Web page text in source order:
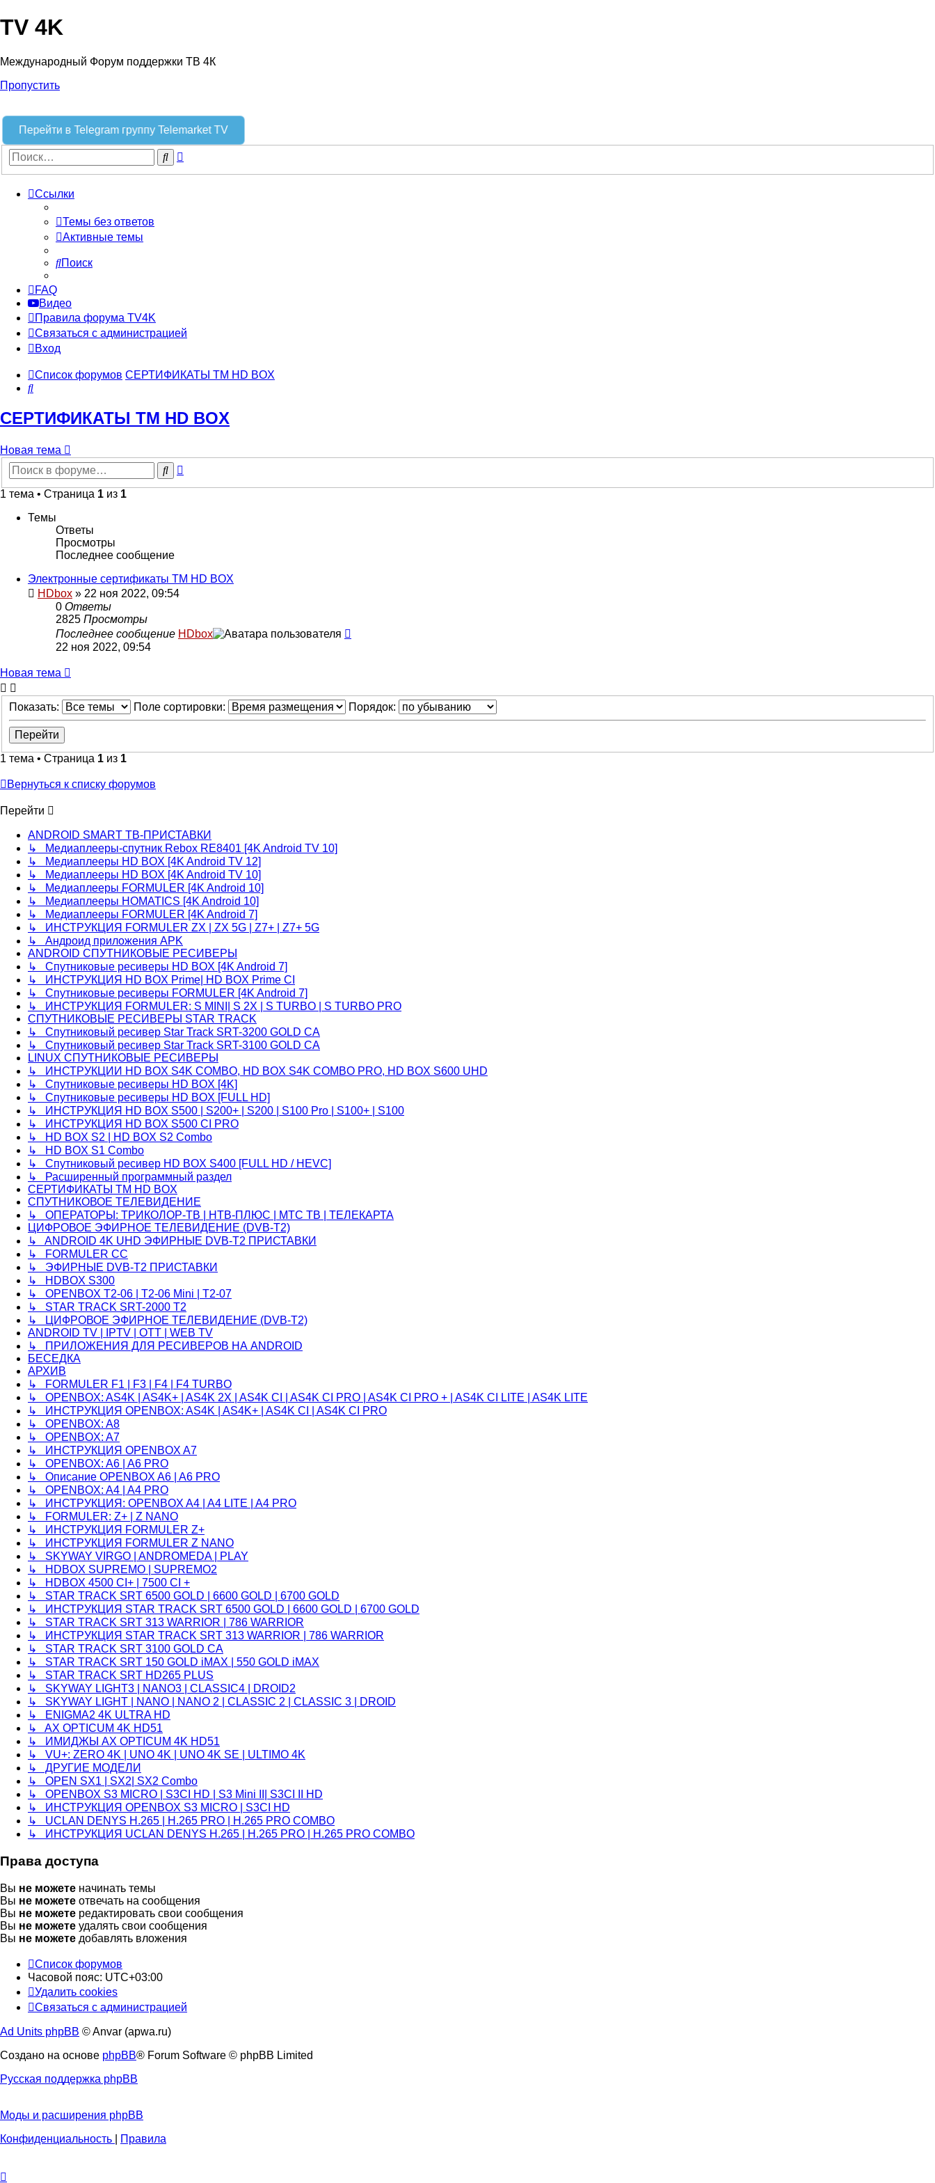
TV 4K
Международный Форум поддержки ТВ 4К
Пропустить
Перейти в Telegram группу Telemarket TV
Поиск
Ссылки
Темы без ответов
Активные темы
Поиск
FAQ
Видео
Правила форума TV4K
Связаться с администрацией
Вход
Список форумов СЕРТИФИКАТЫ TM HD BOX
Поиск
СЕРТИФИКАТЫ TM HD BOX
Новая тема
Поиск
1 тема • Страница 1 из 1
Темы
Ответы
Просмотры
Последнее сообщение
Электронные сертификаты TM HD BOX
HDbox » 22 ноя 2022, 09:54
0 Ответы
2825 Просмотры
Последнее сообщение HDbox
22 ноя 2022, 09:54
Новая тема
Показать: Поле сортировки: Порядок:
1 тема • Страница 1 из 1
Вернуться к списку форумов
Перейти
ANDROID SMART ТВ-ПРИСТАВКИ
↳ Медиаплееры-спутник Rebox RE8401 [4K Android TV 10]
↳ Медиаплееры HD BOX [4K Android TV 12]
↳ Медиаплееры HD BOX [4K Android TV 10]
↳ Медиаплееры FORMULER [4K Android 10]
↳ Медиаплееры HOMATICS [4K Android 10]
↳ Медиаплееры FORMULER [4K Android 7]
↳ ИНСТРУКЦИЯ FORMULER ZX | ZX 5G | Z7+ | Z7+ 5G
↳ Андроид приложения APK
ANDROID СПУТНИКОВЫЕ РЕСИВЕРЫ
↳ Спутниковые ресиверы HD BOX [4K Android 7]
↳ ИНСТРУКЦИЯ HD BOX Prime| HD BOX Prime CI
↳ Спутниковые ресиверы FORMULER [4K Android 7]
↳ ИНСТРУКЦИЯ FORMULER: S MINI| S 2X | S TURBO | S TURBO PRO
СПУТНИКОВЫЕ РЕСИВЕРЫ STAR TRACK
↳ Спутниковый ресивер Star Track SRT-3200 GOLD CA
↳ Спутниковый ресивер Star Track SRT-3100 GOLD CA
LINUX СПУТНИКОВЫЕ РЕСИВЕРЫ
↳ ИНСТРУКЦИИ HD BOX S4K COMBO, HD BOX S4K COMBO PRO, HD BOX S600 UHD
↳ Спутниковые ресиверы HD BOX [4K]
↳ Спутниковые ресиверы HD BOX [FULL HD]
↳ ИНСТРУКЦИЯ HD BOX S500 | S200+ | S200 | S100 Pro | S100+ | S100
↳ ИНСТРУКЦИЯ HD BOX S500 CI PRO
↳ HD BOX S2 | HD BOX S2 Combo
↳ HD BOX S1 Combo
↳ Спутниковый ресивер HD BOX S400 [FULL HD / HEVC]
↳ Расширенный программный раздел
СЕРТИФИКАТЫ TM HD BOX
СПУТНИКОВОЕ ТЕЛЕВИДЕНИЕ
↳ ОПЕРАТОРЫ: ТРИКОЛОР-ТВ | НТВ-ПЛЮС | МТС ТВ | ТЕЛЕКАРТА
ЦИФРОВОЕ ЭФИРНОЕ ТЕЛЕВИДЕНИЕ (DVB-T2)
↳ ANDROID 4K UHD ЭФИРНЫЕ DVB-T2 ПРИСТАВКИ
↳ FORMULER CC
↳ ЭФИРНЫЕ DVB-T2 ПРИСТАВКИ
↳ HDBOX S300
↳ OPENBOX T2-06 | T2-06 Mini | T2-07
↳ STAR TRACK SRT-2000 T2
↳ ЦИФРОВОЕ ЭФИРНОЕ ТЕЛЕВИДЕНИЕ (DVB-T2)
ANDROID TV | IPTV | OTT | WEB TV
↳ ПРИЛОЖЕНИЯ ДЛЯ РЕСИВЕРОВ НА ANDROID
БЕСЕДКА
АРХИВ
↳ FORMULER F1 | F3 | F4 | F4 TURBO
↳ OPENBOX: AS4K | AS4K+ | AS4K 2X | AS4K CI | AS4K CI PRO | AS4K CI PRO + | AS4K CI LITE | AS4K LITE
↳ ИНСТРУКЦИЯ OPENBOX: AS4K | AS4K+ | AS4K CI | AS4K CI PRO
↳ OPENBOX: A8
↳ OPENBOX: A7
↳ ИНСТРУКЦИЯ OPENBOX A7
↳ OPENBOX: A6 | A6 PRO
↳ Описание OPENBOX A6 | A6 PRO
↳ OPENBOX: A4 | A4 PRO
↳ ИНСТРУКЦИЯ: OPENBOX A4 | A4 LITE | A4 PRO
↳ FORMULER: Z+ | Z NANO
↳ ИНСТРУКЦИЯ FORMULER Z+
↳ ИНСТРУКЦИЯ FORMULER Z NANO
↳ SKYWAY VIRGO | ANDROMEDA | PLAY
↳ HDBOX SUPREMO | SUPREMO2
↳ HDBOX 4500 CI+ | 7500 CI +
↳ STAR TRACK SRT 6500 GOLD | 6600 GOLD | 6700 GOLD
↳ ИНСТРУКЦИЯ STAR TRACK SRT 6500 GOLD | 6600 GOLD | 6700 GOLD
↳ STAR TRACK SRT 313 WARRIOR | 786 WARRIOR
↳ ИНСТРУКЦИЯ STAR TRACK SRT 313 WARRIOR | 786 WARRIOR
↳ STAR TRACK SRT 3100 GOLD CA
↳ STAR TRACK SRT 150 GOLD iMAX | 550 GOLD iMAX
↳ STAR TRACK SRT HD265 PLUS
↳ SKYWAY LIGHT3 | NANO3 | CLASSIC4 | DROID2
↳ SKYWAY LIGHT | NANO | NANO 2 | CLASSIC 2 | CLASSIC 3 | DROID
↳ ENIGMA2 4K ULTRA HD
↳ AX OPTICUM 4K HD51
↳ ИМИДЖЫ AX OPTICUM 4K HD51
↳ VU+: ZERO 4K | UNO 4K | UNO 4K SE | ULTIMO 4K
↳ ДРУГИЕ МОДЕЛИ
↳ OPEN SX1 | SX2| SX2 Combo
↳ OPENBOX S3 MICRO | S3CI HD | S3 Mini II| S3CI II HD
↳ ИНСТРУКЦИЯ OPENBOX S3 MICRO | S3CI HD
↳ UCLAN DENYS H.265 | H.265 PRO | H.265 PRO COMBO
↳ ИНСТРУКЦИЯ UCLAN DENYS H.265 | H.265 PRO | H.265 PRO COMBO
Права доступа
Вы не можете начинать темы
Вы не можете отвечать на сообщения
Вы не можете редактировать свои сообщения
Вы не можете удалять свои сообщения
Вы не можете добавлять вложения
Список форумов
Часовой пояс: UTC+03:00
Удалить cookies
Связаться с администрацией
Ad Units phpBB © Anvar (apwa.ru)
Создано на основе phpBB® Forum Software © phpBB Limited
Русская поддержка phpBB
Моды и расширения phpBB
Конфиденциальность
Правила